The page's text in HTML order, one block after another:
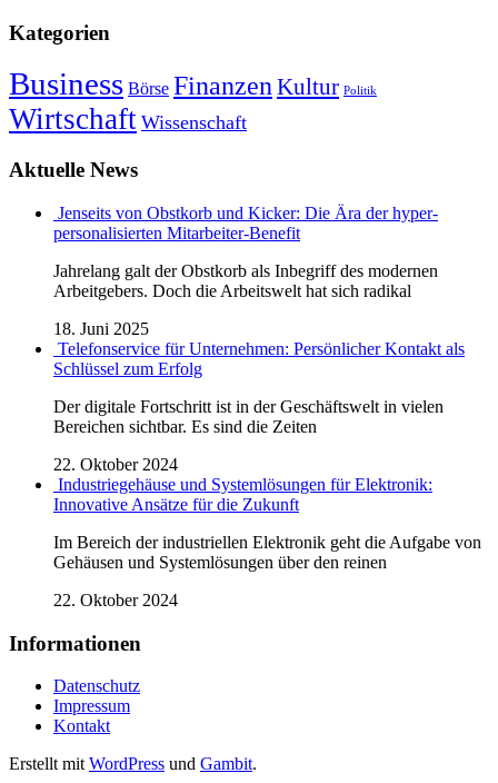
Kategorien
Business Börse FinanzenKultur Politik
Wirtschaft Wissenschaft
Aktuelle News
Jenseits von Obstkorb und Kicker: Die Ära der hyper-
personalisierten Mitarbeiter-Benefit
Jahrelang galt der Obstkorb als Inbegriff des modernen
Arbeitgebers. Doch die Arbeitswelt hat sich radikal
18. Juni 2025
Telefonservice für Unternehmen: Persönlicher Kontakt als
Schlüssel zum Erfolg
Der digitale Fortschritt ist in der Geschäftswelt in vielen
Bereichen sichtbar. Es sind die Zeiten
22. Oktober 2024
Industriegehäuse und Systemlösungen für Elektronik:
Innovative Ansätze für die Zukunft
Im Bereich der industriellen Elektronik geht die Aufgabe von
Gehäusen und Systemlösungen über den reinen
22. Oktober 2024
Informationen
Datenschutz
Impressum
Kontakt
Erstellt mit WordPress und Gambit.